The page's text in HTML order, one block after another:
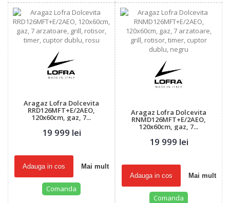
Aragaz Lofra Dolcevita
RRD126MFT+E/2AEO,
120x60cm, gaz, 7...
19 999 lei
Adauga in cos Mai mult
Comanda
Aragaz Lofra Dolcevita
RNMD126MFT+E/2AEO,
120x60cm, gaz, 7...
19 999 lei
Adauga in cos Mai mult
Comanda